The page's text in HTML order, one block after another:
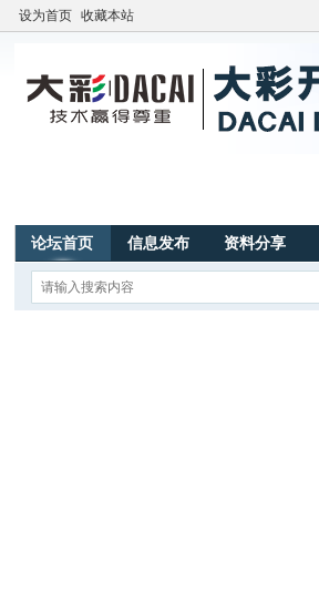
设为首页 收藏本站
论坛首页 信息发布 资料分享